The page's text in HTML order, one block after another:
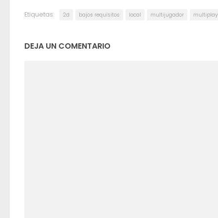
Etiquetas: 2d bajos requisitos local multijugador
DEJA UN COMENTARIO